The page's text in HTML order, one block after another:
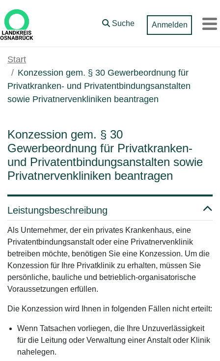
Zum Hauptinhalt springen
Suche Anmelden
Start
Konzession gem. § 30 Gewerbeordnung für
Privatkranken- und Privatentbindungsanstalten
sowie Privatnervenkliniken beantragen
Konzession gem. § 30
Gewerbeordnung für Privatkranken-
und Privatentbindungsanstalten sowie
Privatnervenkliniken beantragen
Leistungsbeschreibung
Als Unternehmer, der ein privates Krankenhaus, eine
Privatentbindungsanstalt oder eine Privatnervenklinik
betreiben möchte, benötigen Sie eine Konzession. Um die
Konzession für Ihre Privatklinik zu erhalten, müssen Sie
persönliche, bauliche und betrieblich-organisatorische
Voraussetzungen erfüllen.
Die Konzession wird Ihnen in folgenden Fällen nicht erteilt:
Wenn Tatsachen vorliegen, die Ihre Unzuverlässigkeit
für die Leitung oder Verwaltung einer Anstalt oder Klinik
nahelegen.